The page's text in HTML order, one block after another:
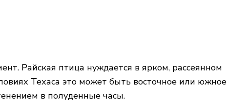
Райская птица нуждается в ярком, рассеянном
Техаса это может быть восточное или южное
в полуденные часы.